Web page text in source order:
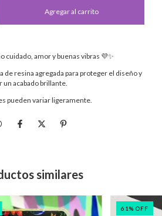
cuidado, amor y buenas vibras 💜✨
de resina agregada para proteger el diseño y
un acabado brillante.
pueden variar ligeramente.
similares
61%OFF